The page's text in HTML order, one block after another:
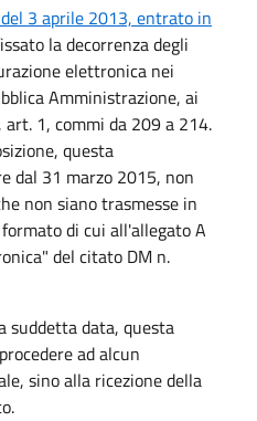
3 aprile 2013, entrato in
la decorrenza degli
elettronica nei
Amministrazione, ai
1, commi da 209 a 214.
questa
dal 31 marzo 2015, non
non siano trasmesse in
di cui all'allegato A
del citato DM n.
suddetta data, questa
ad alcun
sino alla ricezione della